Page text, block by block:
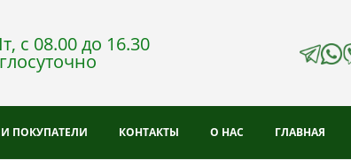
с 08.00 до 16.30
ПОКУПАТЕЛИ КОНТАКТЫ О НАС ГЛАВНАЯ